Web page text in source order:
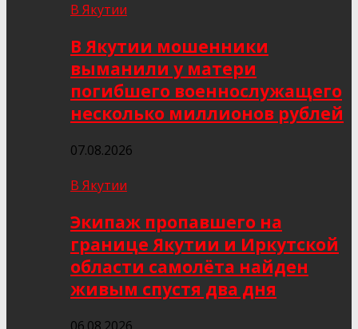
В Якутии
В Якутии мошенники
выманили у матери
погибшего военнослужащего
несколько миллионов рублей
07.08.2026
В Якутии
Экипаж пропавшего на
границе Якутии и Иркутской
области самолёта найден
живым спустя два дня